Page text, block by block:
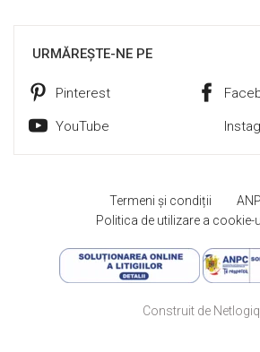
URMĂREȘTE-NE PE
Pinterest
YouTube
Termeni și condiții
Politica de utilizare a cookie-
Construit de Netlogiq